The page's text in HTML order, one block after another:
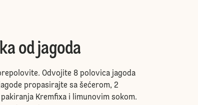
od jagoda
Odvojite 8 polovica jagoda
propasirajte sa šećerom, 2
Kremfixa i limunovim sokom.